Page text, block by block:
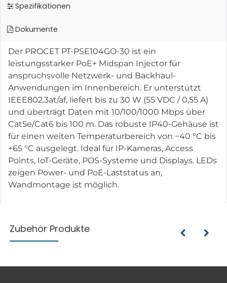
Spezifikationen
Dokumente
Der PROCET PT-PSE104GO-30 ist ein
leistungsstarker PoE+ Midspan Injector für
anspruchsvolle Netzwerk- und Backhaul-
Anwendungen im Innenbereich. Er unterstützt
IEEE802.3at/af, liefert bis zu 30 W (55 VDC / 0,55 A)
und überträgt Daten mit 10/100/1000 Mbps über
Cat5e/Cat6 bis 100 m. Das robuste IP40-Gehäuse ist
für einen weiten Temperaturbereich von −40 °C bis
+65 °C ausgelegt. Ideal für IP-Kameras, Access
Points, IoT-Geräte, POS-Systeme und Displays. LEDs
zeigen Power- und PoE-Laststatus an,
Wandmontage ist möglich.
Zubehör Produkte